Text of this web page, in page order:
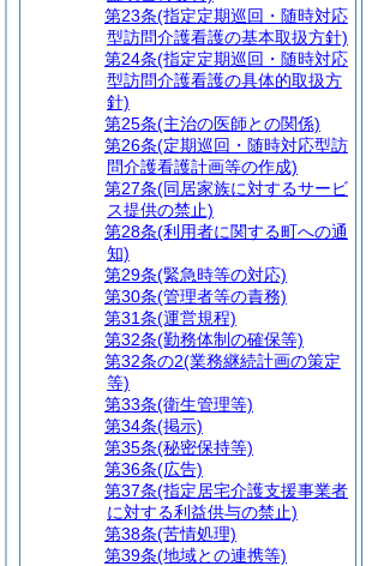
第23条(指定定期巡回・随時対応
型訪問介護看護の基本取扱方針)
第24条(指定定期巡回・随時対応
型訪問介護看護の具体的取扱方
針)
第25条(主治の医師との関係)
第26条(定期巡回・随時対応型訪
問介護看護計画等の作成)
第27条(同居家族に対するサービ
ス提供の禁止)
第28条(利用者に関する町への通
知)
第29条(緊急時等の対応)
第30条(管理者等の責務)
第31条(運営規程)
第32条(勤務体制の確保等)
第32条の2(業務継続計画の策定
等)
第33条(衛生管理等)
第34条(掲示)
第35条(秘密保持等)
第36条(広告)
第37条(指定居宅介護支援事業者
に対する利益供与の禁止)
第38条(苦情処理)
第39条(地域との連携等)